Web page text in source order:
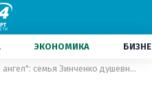
ЭКОНОМИКА
"Наш ангел": семья Зинченко душевно поздравила маленькую дочь с днем рождения – семейные фото